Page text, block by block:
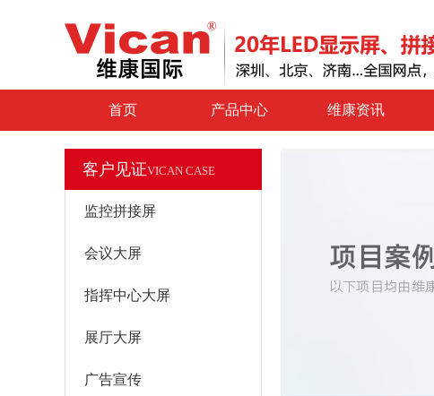
首页 产品中心 维康资讯
客户见证VICAN CASE
监控拼接屏
会议大屏
指挥中心大屏
展厅大屏
广告宣传